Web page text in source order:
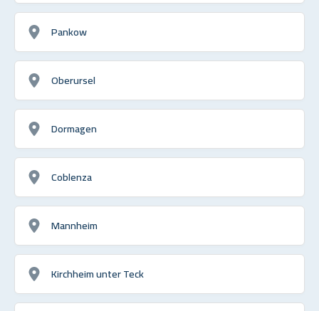
Pankow
Oberursel
Dormagen
Coblenza
Mannheim
Kirchheim unter Teck